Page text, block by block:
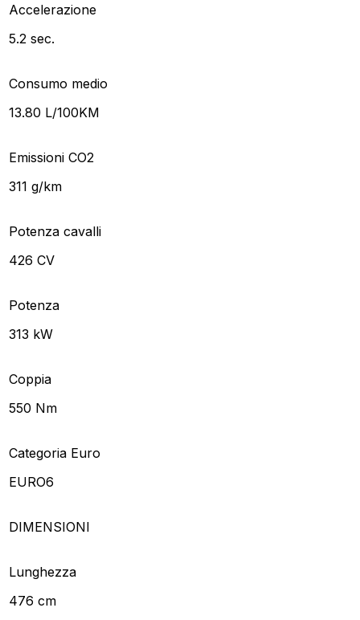
Accelerazione
5.2 sec.
Consumo medio
13.80 L/100KM
Emissioni CO2
311 g/km
Potenza cavalli
426 CV
Potenza
313 kW
Coppia
550 Nm
Categoria Euro
EURO6
DIMENSIONI
Lunghezza
476 cm